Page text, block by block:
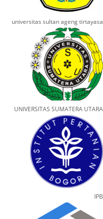
universitas sultan ageng tirtayasa
UNIVERSITAS SUMATERA UTARA
IPB